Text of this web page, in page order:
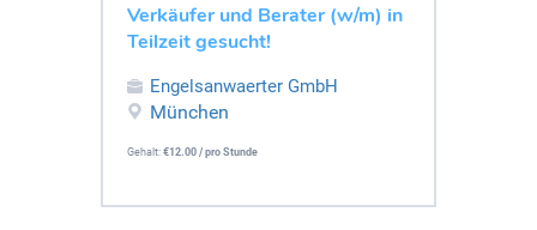
Verkäufer und Berater (w/m) in
Teilzeit gesucht!
Engelsanwaerter GmbH
München
Gehalt: €12.00 / pro Stunde